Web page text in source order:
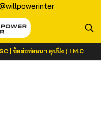
SC | ข้อต่อท่อหนา คุปปิ้ง ( I.M.C. COUPLING)